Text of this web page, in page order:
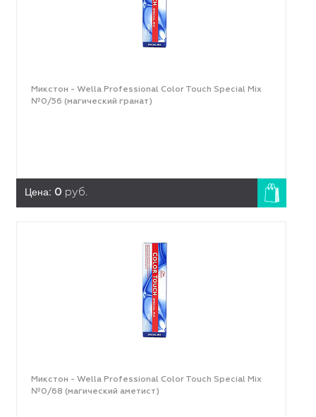
Микстон - Wella Professional Color Touch Special Mix
№0/56 (магический гранат)
Цена: 0 руб.
Микстон - Wella Professional Color Touch Special Mix
№0/68 (магический аметист)